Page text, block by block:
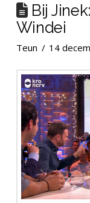
Bij
Windei
Teun 14